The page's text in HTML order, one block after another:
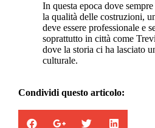
In questa epoca dove
la qualità delle costruzioni,
deve essere professionale e
soprattutto in città come
dove la storia ci ha lasciato
culturale.
Condividi questo articolo: